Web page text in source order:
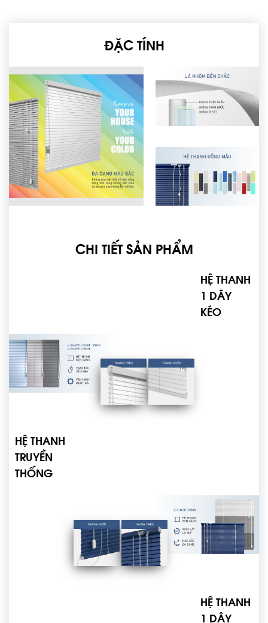
ĐẶC TÍNH
CHI TIẾT SẢN PHẨM
HỆ THANH
1 DÂY
KÉO
HỆ THANH
TRUYỀN
THỐNG
HỆ THANH
1 DÂY